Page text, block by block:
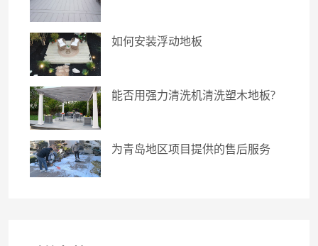
如何安装浮动地板
能否用强力清洗机清洗塑木地板?
为青岛地区项目提供的售后服务